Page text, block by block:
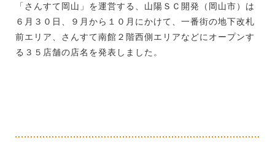
「さんすて岡山」を運営する、山陽ＳＣ開発（岡山市）は
６月３０日、９月から１０月にかけて、一番街の地下改札
前エリア、さんすて南館２階西側エリアなどにオープンす
る３５店舗の店名を発表しました。